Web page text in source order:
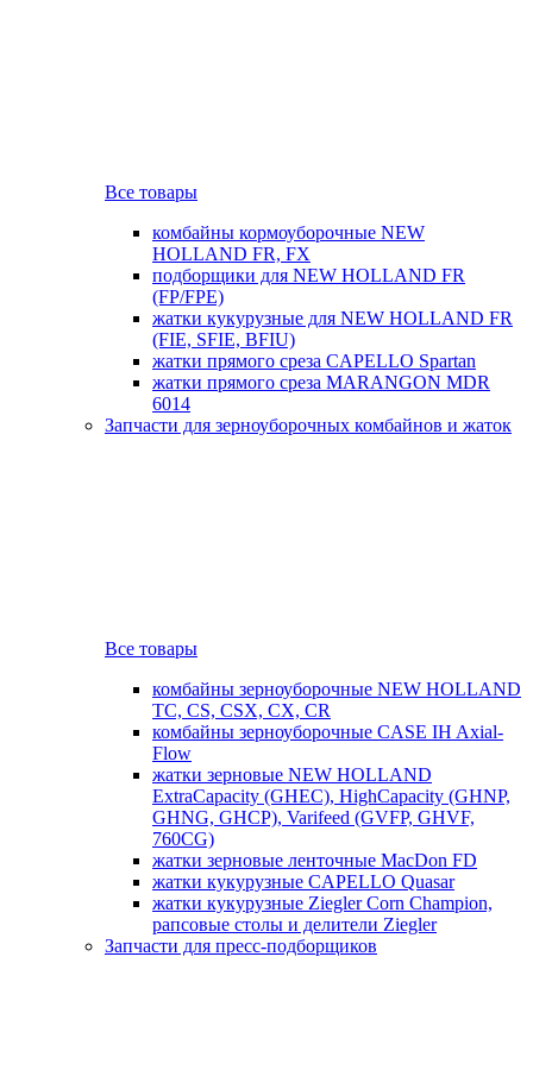
Все товары
комбайны кормоуборочные NEW
HOLLAND FR, FX
подборщики для NEW HOLLAND FR
(FP/FPE)
жатки кукурузные для NEW HOLLAND FR
(FIE, SFIE, BFIU)
жатки прямого среза CAPELLO Spartan
жатки прямого среза MARANGON MDR
6014
Запчасти для зерноуборочных комбайнов и жаток
Все товары
комбайны зерноуборочные NEW HOLLAND
TC, CS, CSX, CX, CR
комбайны зерноуборочные CASE IH Axial-
Flow
жатки зерновые NEW HOLLAND
ExtraCapacity (GHEC), HighCapacity (GHNP,
GHNG, GHCP), Varifeed (GVFP, GHVF,
760CG)
жатки зерновые ленточные MacDon FD
жатки кукурузные CAPELLO Quasar
жатки кукурузные Ziegler Corn Champion,
рапсовые столы и делители Ziegler
Запчасти для пресс-подборщиков